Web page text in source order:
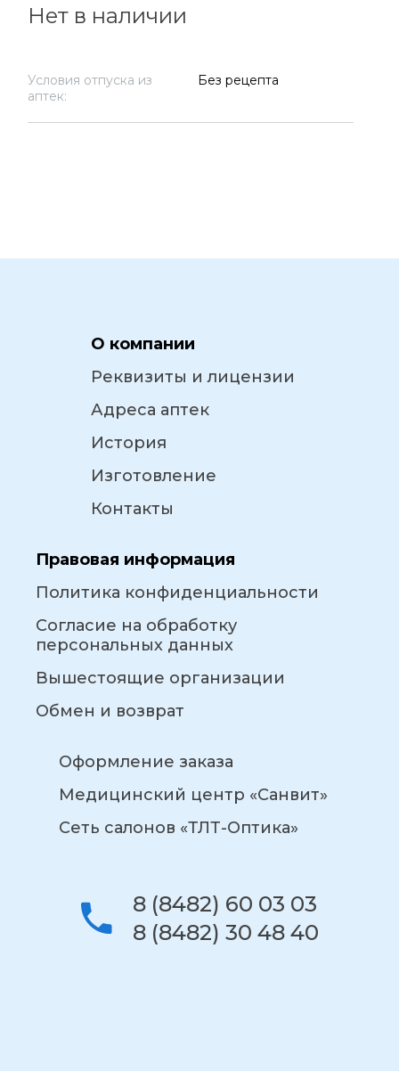
Нет в наличии
Условия отпуска из
аптек:
Без рецепта
О компании
Реквизиты и лицензии
Адреса аптек
История
Изготовление
Контакты
Правовая информация
Политика конфиденциальности
Согласие на обработку
персональных данных
Вышестоящие организации
Обмен и возврат
Оформление заказа
Медицинский центр «Санвит»
Сеть салонов «ТЛТ-Оптика»
8 (8482) 60 03 03
8 (8482) 30 48 40